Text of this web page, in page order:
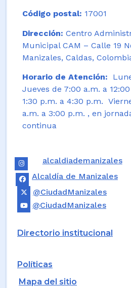
Código postal: 17001
Dirección: Centro
Municipal CAM – Calle 19
Manizales, Caldas,
Horario de Atención:
Jueves de 7:00 a.m. a
1:30 p.m. a 4:30 p.m.
a.m. a 3:00 p.m. , en
continua
alcaldiademanizales
Alcaldía de Manizales
@CiudadManizales
@CiudadManizales
Directorio institucional
Políticas
Mapa del sitio